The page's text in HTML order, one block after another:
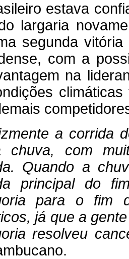
estava
largaria
segunda
com a
na
a corrida
chuva, com
Quando a
principal do
para o fim
já que a
resolveu